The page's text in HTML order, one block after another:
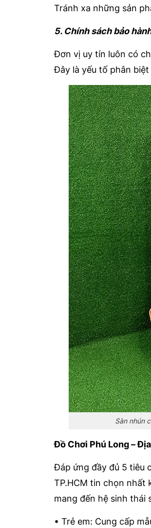
Tránh xa những sản
5. Chính sách bảo
Đơn vị uy tín luôn có
Đây là yếu tố phân
Sàn nhún
Đồ Chơi Phú Long –
Đáp ứng đầy đủ 5 tiêu
TP.HCM tin chọn nhất
mang đến hệ sinh thái
• Trẻ em: Cung cấp